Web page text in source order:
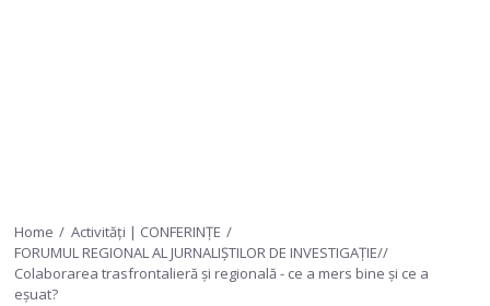
Home
Activități | CONFERINȚE
FORUMUL REGIONAL AL JURNALIȘTILOR DE INVESTIGAȚIE//
Colaborarea trasfrontalieră și regională - ce a mers bine și ce a
eșuat?